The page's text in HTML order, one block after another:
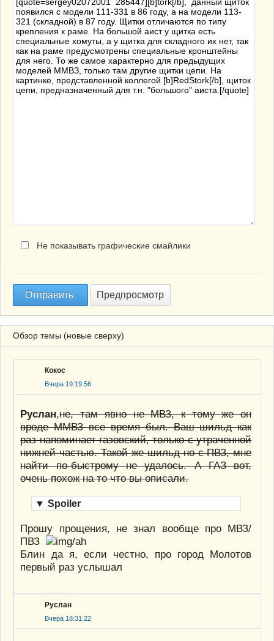
Не показывать графические смайлики
Обзор темы (новые сверху)
Кокос
Вчера 19:19:56
Руслан,не, там явно не МВЗ, к тому же он
вроде ММВЗ все время был. Ваш шильд как
раз напоминает газовский, только с утраченной
нижней частью. Такой же шильд но с ПВЗ, мне
найти по-быстрому не удалось. А ГАЗ вот,
очень похож на то что вы описали.
▼ Spoiler
Прошу прощения, не знал вообще про МВЗ/
ПВЗ
Блин да я, если честно, про город Молотов
первый раз услышал
Руслан
Вчера 18:31:22